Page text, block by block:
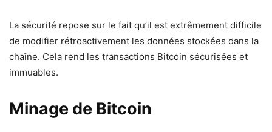
La sécurité repose sur le fait qu’il est extrêmement difficile
de modifier rétroactivement les données stockées dans la
chaîne. Cela rend les transactions Bitcoin sécurisées et
immuables.
Minage de Bitcoin